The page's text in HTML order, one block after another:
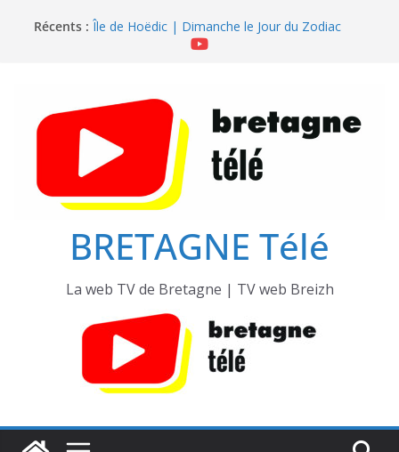
Récents : Île de Hoëdic | Dimanche le Jour du Zodiac
Île de Hoëdic | Le Beau Fort
BRETAGNE Télé
La web TV de Bretagne | TV web Breizh